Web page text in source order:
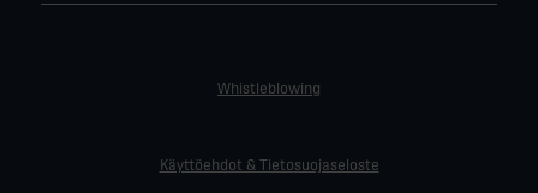
Whistleblowing
Käyttöehdot & Tietosuojaseloste